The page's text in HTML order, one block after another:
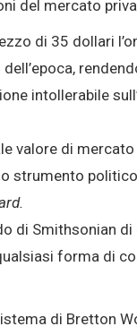
del mercato
di 35 dollari
intollerabile
valore di mercato
strumento
di Smithsonian
forma di
di Bretton